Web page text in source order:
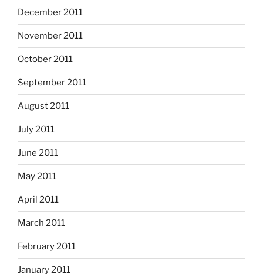
December 2011
November 2011
October 2011
September 2011
August 2011
July 2011
June 2011
May 2011
April 2011
March 2011
February 2011
January 2011